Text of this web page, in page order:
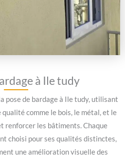
à Ile tudy
pose de bardage à Ile tudy, utilisant
comme le bois, le métal, et le
renforcer les bâtiments. Chaque
choisi pour ses qualités distinctes,
une amélioration visuelle des